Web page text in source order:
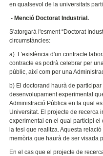
en qualsevol de la universitats
- Menció Doctorat Industrial.
S'atorgarà l'esment “Doctorat
circumstàncies:
a) L'existència d'un contracte
contracte es podrà celebrar per
públic, així com per una
b) El doctorand haurà de
desenvolupament experimental
Administració Pública en la qual
Universitat. El projecte de recerca
experimental en el qual participi
la tesi que realitza. Aquesta
memòria que haurà de ser visada
En el cas que el projecte de